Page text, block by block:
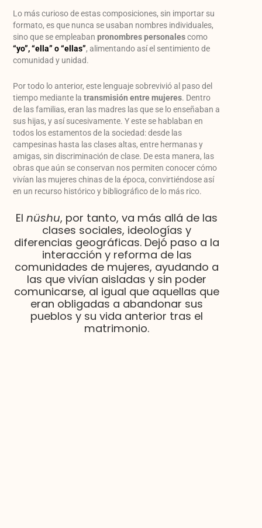
Lo más curioso de estas composiciones, sin importar su
formato, es que nunca se usaban nombres individuales,
sino que se empleabanpronombres personalescomo
“yo”, “ella” o “ellas”, alimentando así el sentimiento de
comunidad y unidad.
Por todo lo anterior, este lenguaje sobrevivió al paso del
tiempo mediante latransmisión entre mujeres. Dentro
de las familias, eran las madres las que se lo enseñaban a
sus hijas, y así sucesivamente. Y este se hablaban en
todos los estamentos de la sociedad: desde las
campesinas hasta las clases altas, entre hermanas y
amigas, sin discriminación de clase. De esta manera, las
obras que aún se conservan nos permiten conocer cómo
vivían las mujeres chinas de la época, convirtiéndose así
en un recurso histórico y bibliográfico de lo más rico.
Elnüshu, por tanto, va más allá de las
clases sociales, ideologías y
diferencias geográficas. Dejó paso a la
interacción y reforma de las
comunidades de mujeres, ayudando a
las que vivían aisladas y sin poder
comunicarse, al igual que aquellas que
eran obligadas a abandonar sus
pueblos y su vida anterior tras el
matrimonio.